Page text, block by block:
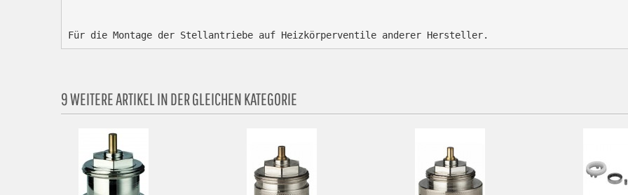
Für die Montage der Stellantriebe auf Heizkörperventile anderer Hersteller.
9 WEITERE ARTIKEL IN DER GLEICHEN KATEGORIE